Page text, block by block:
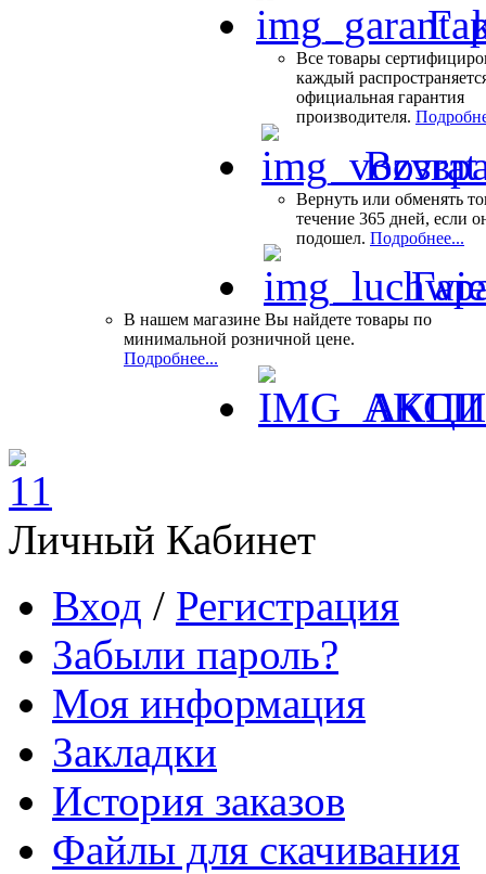
Все товары
каждый
официальная гарантия
производителя.
Вернуть или обменять
течение 365 дней, если
подошел. Подробнее...
В нашем магазине Вы найдете товары по
минимальной розничной цене.
Подробнее...
Личный Кабинет
Вход / Регистрация
Забыли пароль?
Моя информация
Закладки
История заказов
Файлы для скачивания